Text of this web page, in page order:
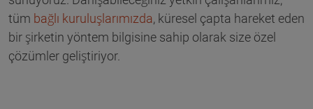
tüm bağlı kuruluşlarımızda, küresel çapta hareket eden
bir şirketin yöntem bilgisine sahip olarak size özel
çözümler geliştiriyor.